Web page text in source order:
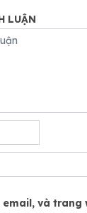
LUẬN
email, và trang